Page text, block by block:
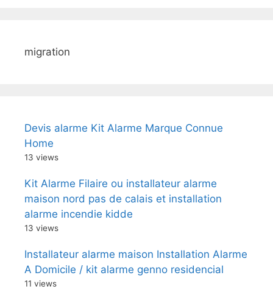
migration
Devis alarme Kit Alarme Marque Connue
Home
13 views
Kit Alarme Filaire ou installateur alarme
maison nord pas de calais et installation
alarme incendie kidde
13 views
Installateur alarme maison Installation Alarme
A Domicile / kit alarme genno residencial
11 views